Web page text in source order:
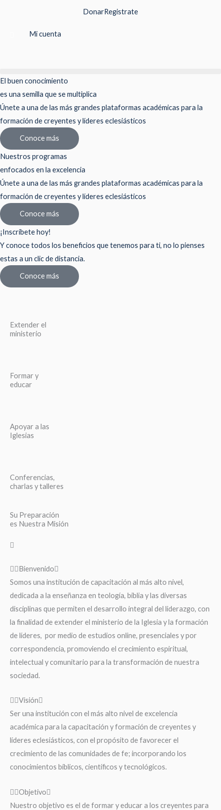
contenido
DonarRegistrate
Mi cuenta
El buen conocimiento
es una semilla que se multiplica
Únete a una de las más grandes plataformas académicas para la
formación de creyentes y líderes eclesiásticos
Conoce más
Nuestros programas
enfocados en la excelencia
Únete a una de las más grandes plataformas académicas para la
formación de creyentes y líderes eclesiásticos
Conoce más
¡Inscríbete hoy!
Y conoce todos los beneficios que tenemos para ti, no lo pienses
estas a un clic de distancia.
Conoce más
Extender el
ministerio
Formar y
educar
Apoyar a las
Iglesias
Conferencias,
charlas y talleres
Su Preparación
es Nuestra Misión
Bienvenido
Somos una institución de capacitación al más alto nivel,
dedicada a la enseñanza en teología, biblia y las diversas
disciplinas que permiten el desarrollo integral del liderazgo, con
la finalidad de extender el ministerio de la Iglesia y la formación
de líderes, por medio de estudios online, presenciales y por
correspondencia, promoviendo el crecimiento espiritual,
intelectual y comunitario para la transformación de nuestra
sociedad.
Visión
Ser una institución con el más alto nivel de excelencia
académica para la capacitación y formación de creyentes y
líderes eclesiásticos, con el propósito de favorecer el
crecimiento de las comunidades de fe; incorporando los
conocimientos bíblicos, científicos y tecnológicos.
Objetivo
Nuestro objetivo es el de formar y educar a los creyentes para